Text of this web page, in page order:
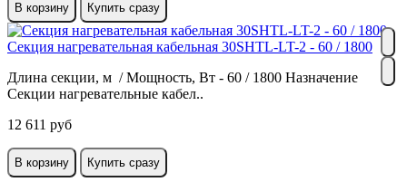
В корзину Купить сразу
Секция нагревательная кабельная 30SHTL-LT-2 - 60 / 1800
Длина секции, м / Мощность, Вт - 60 / 1800 Назначение
Секции нагревательные кабел..
12 611 руб
В корзину Купить сразу